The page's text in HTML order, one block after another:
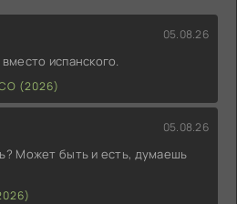
05.08.26
испанского.
(2026)
05.08.26
Может быть и есть, думаешь